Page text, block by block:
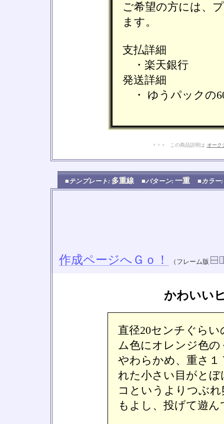
ご希望の方には、
ます。
支払詳細
・楽天銀行
発送詳細
・ ゆうパックの
+ + + この商品説明は オーク
■テンプレート: 多重線 ■パターン: 一重 ■カラー:
作成ページへＧｏ！ （フレーム版
かわいい
直径20センチぐら
ム色にオレンジ色
やわらかめ、重さ１
れた小さい目がと
コというよりつぶ
もよし、投げて遊ん